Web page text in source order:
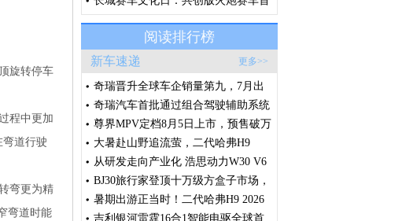
旋转停车
程中更加
道行驶
弯更为精
弯道时能
阅读排行榜
新车速递 更多>>
奇瑞晋升全球车企销量第九，7月出
口破20万辆，创中国车企单月出口新
纪录
奇瑞汽车首批通过组合驾驶辅助系统
国标体系认证
尊界MPV定档8月5日上市，预售破万
台的秘密藏在这些细节里
大暑赴山野追流萤，二代哈弗H9
2026款承包盛夏全家诗意出行
从研发走向产业化 浩思动力W30 V6
样机点火 将落地莲花高性能产品线
BJ30旅行家登顶十万级方盒子市场，
轻越野赛道迎来格局拐点
暑期出游正当时！二代哈弗H9 2026
款，满足一家人对越野车的所有想
吉利银河雷霆16合1智能电驱全球首